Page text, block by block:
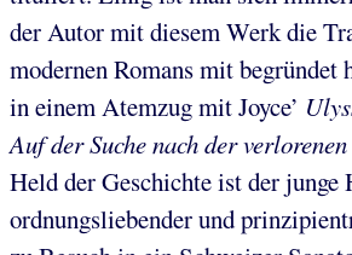
der Autor mit diesem Werk die
modernen Romans mit
in einem Atemzug mit Joyce’
Auf der Suche nach der
Held der Geschichte ist der junge
ordnungsliebender und